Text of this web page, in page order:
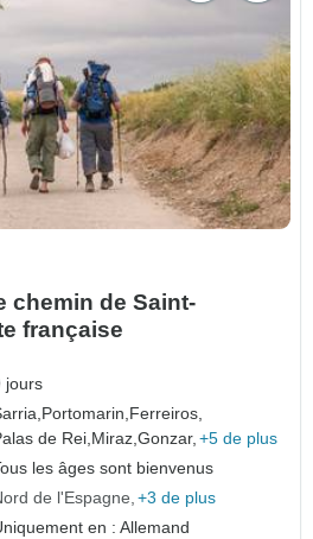
chemin de Saint-
française
jours
Portomarin,Ferreiros,
de Rei,Miraz,Gonzar, +5 de plus
les âges sont bienvenus
de l'Espagne +3 de plus
en : Allemand